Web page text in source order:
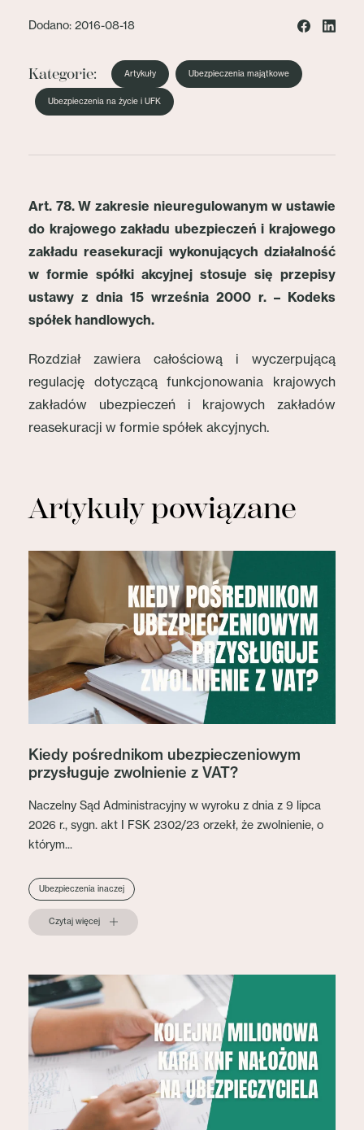
Dodano: 2016-08-18
Kategorie: Artykuły Ubezpieczenia majątkowe
Ubezpieczenia na życie i UFK
Art. 78.W zakresie nieuregulowanym w ustawie
do krajowego zakładu ubezpieczeń i krajowego
zakładu reasekuracji wykonujących działalność
w formie spółki akcyjnej stosuje się przepisy
ustawy z dnia 15 września 2000 r. – Kodeks
spółek handlowych.
Rozdział zawiera całościową i wyczerpującą
regulację dotyczącą funkcjonowania krajowych
zakładów ubezpieczeń i krajowych zakładów
reasekuracji w formie spółek akcyjnych.
Artykuły powiązane
Kiedy pośrednikom ubezpieczeniowym
przysługuje zwolnienie z VAT?
Naczelny Sąd Administracyjny w wyroku z dnia z 9 lipca
2026 r., sygn. akt I FSK 2302/23 orzekł, że zwolnienie, o
którym...
Ubezpieczenia inaczej
Czytaj więcej